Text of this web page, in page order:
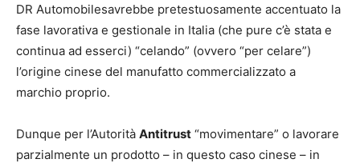
DR Automobilesavrebbe pretestuosamente accentuato la
fase lavorativa e gestionale in Italia (che pure c’è stata e
continua ad esserci) “celando” (ovvero “per celare”)
l’origine cinese del manufatto commercializzato a
marchio proprio.
Dunque per l’Autorità Antitrust “movimentare” o lavorare
parzialmente un prodotto – in questo caso cinese – in